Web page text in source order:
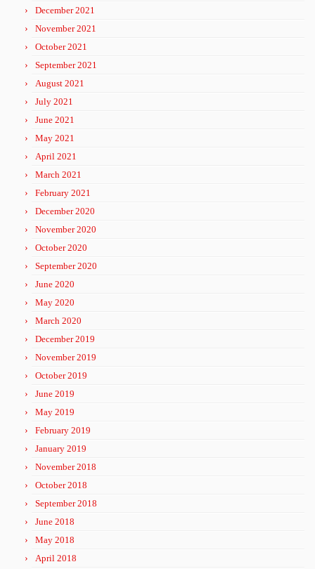
December 2021
November 2021
October 2021
September 2021
August 2021
July 2021
June 2021
May 2021
April 2021
March 2021
February 2021
December 2020
November 2020
October 2020
September 2020
June 2020
May 2020
March 2020
December 2019
November 2019
October 2019
June 2019
May 2019
February 2019
January 2019
November 2018
October 2018
September 2018
June 2018
May 2018
April 2018